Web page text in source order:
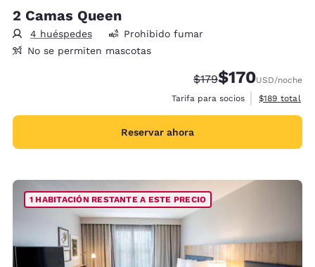
2 Camas Queen
4 huéspedes
Prohibido fumar
No se permiten mascotas
Precio tachado:
$179Precio con
$170USD/noche
Tarifa para socios
Ver detalles
$189 total
Reservar ahora
1 HABITACIÓN RESTANTE A ESTE PRECIO